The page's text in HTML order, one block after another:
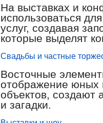
На выставках и
использоваться
услуг, создавая
которые выделят
Свадьбы и частные
Восточные
отображение юных
объектов, создают
и загадки.